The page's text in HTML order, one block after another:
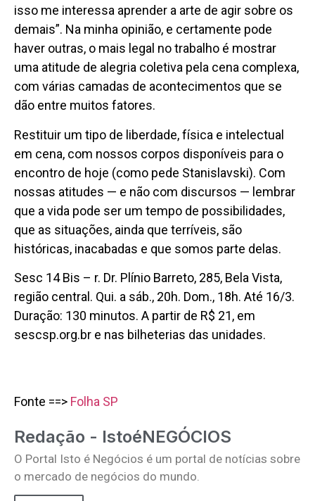
isso me interessa aprender a arte de agir sobre os
demais”. Na minha opinião, e certamente pode
haver outras, o mais legal no trabalho é mostrar
uma atitude de alegria coletiva pela cena complexa,
com várias camadas de acontecimentos que se
dão entre muitos fatores.
Restituir um tipo de liberdade, física e intelectual
em cena, com nossos corpos disponíveis para o
encontro de hoje (como pede Stanislavski). Com
nossas atitudes — e não com discursos — lembrar
que a vida pode ser um tempo de possibilidades,
que as situações, ainda que terríveis, são
históricas, inacabadas e que somos parte delas.
Sesc 14 Bis – r. Dr. Plínio Barreto, 285, Bela Vista,
região central. Qui. a sáb., 20h. Dom., 18h. Até 16/3.
Duração: 130 minutos. A partir de R$ 21, em
sescsp.org.br e nas bilheterias das unidades.
Fonte ==> Folha SP
Redação - IstoéNEGÓCIOS
O Portal Isto é Negócios é um portal de notícias sobre
o mercado de negócios do mundo.